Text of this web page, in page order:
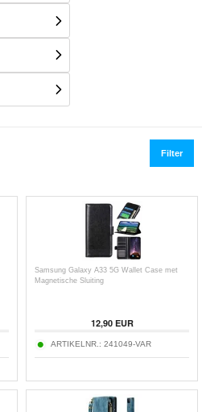
Filter
Samsung Galaxy A33 5G Wallet Case met
Magnetische Sluiting
12,90EUR
ARTIKELNR.: 241049-VAR